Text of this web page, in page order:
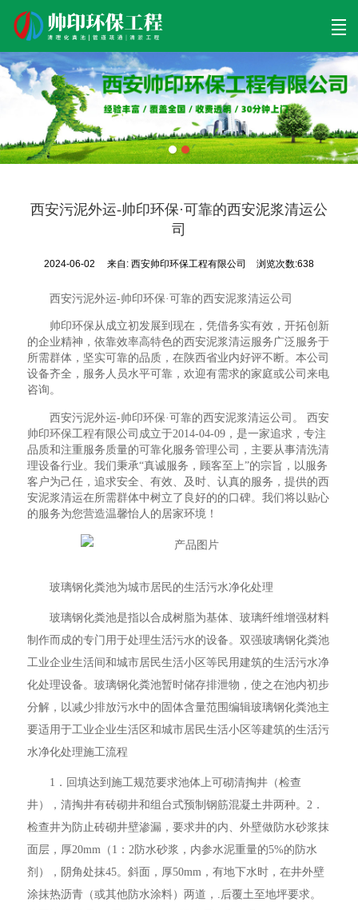
首页 清理工程 清淤工程 污泥工程 清淤检测
西安污泥外运-帅印环保·可靠的西安泥浆清运公
司
2024-06-02 来自:西安帅印环保工程有限公司 浏览次数:638
西安污泥外运-帅印环保·可靠的西安泥浆清运公司
帅印环保从成立初发展到现在，凭借务实有效，开拓创新
的企业精神，依靠效率高特色的西安泥浆清运服务广泛服务于
所需群体，坚实可靠的品质，在陕西省业内好评不断。本公司
设备齐全，服务人员水平可靠，欢迎有需求的家庭或公司来电
咨询。
西安污泥外运-帅印环保·可靠的西安泥浆清运公司。 西安
帅印环保工程有限公司成立于2014-04-09，是一家追求，专注
品质和注重服务质量的可靠化服务管理公司，主要从事清洗清
理设备行业。我们秉承“真诚服务，顾客至上”的宗旨，以服务
客户为己任，追求安全、有效、及时、认真的服务，提供的西
安泥浆清运在所需群体中树立了良好的的口碑。我们将以贴心
的服务为您营造温馨怡人的居家环境！
玻璃钢化粪池为城市居民的生活污水净化处理
玻璃钢化粪池是指以合成树脂为基体、玻璃纤维增强材料
制作而成的专门用于处理生活污水的设备。双强玻璃钢化粪池
工业企业生活间和城市居民生活小区等民用建筑的生活污水净
化处理设备。玻璃钢化粪池暂时储存排泄物，使之在池内初步
分解，以减少排放污水中的固体含量范围编辑玻璃钢化粪池主
要适用于工业企业生活区和城市居民生活小区等建筑的生活污
水净化处理施工流程
1．回填达到施工规范要求池体上可砌清掏井（检查
井），清掏井有砖砌井和组台式预制钢筋混凝土井两种。2．
检查井为防止砖砌井壁渗漏，要求井的内、外壁做防水砂浆抹
面层，厚20mm（1：2防水砂浆，内参水泥重量的5%的防水
剂），阴角处抹45。斜面，厚50mm，有地下水时，在井外壁
涂抹热沥青（或其他防水涂料）两道，.后覆土至地坪要求。